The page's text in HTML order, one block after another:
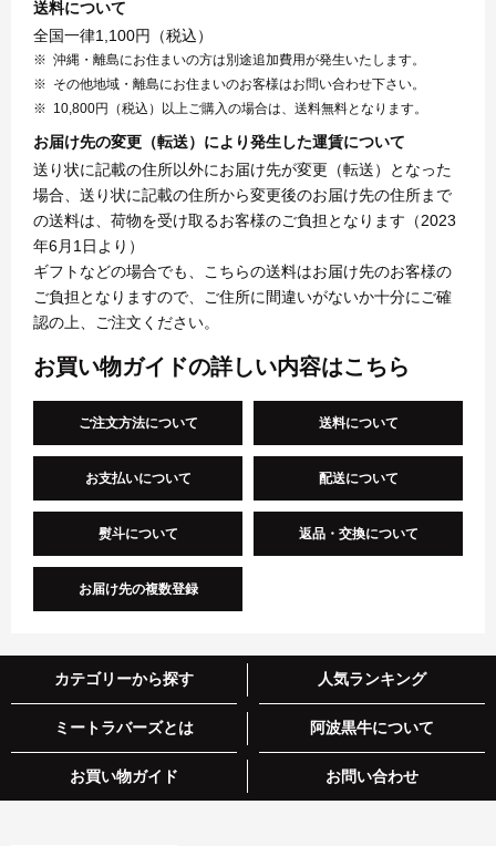
送料について
全国一律1,100円（税込）
沖縄・離島にお住まいの方は別途追加費用が発生いたします。
その他地域・離島にお住まいのお客様はお問い合わせ下さい。
10,800円（税込）以上ご購入の場合は、送料無料となります。
お届け先の変更（転送）により発生した運賃について
送り状に記載の住所以外にお届け先が変更（転送）となった
場合、送り状に記載の住所から変更後のお届け先の住所まで
の送料は、荷物を受け取るお客様のご負担となります（2023
年6月1日より）
ギフトなどの場合でも、こちらの送料はお届け先のお客様の
ご負担となりますので、ご住所に間違いがないか十分にご確
認の上、ご注文ください。
お買い物ガイドの詳しい内容はこちら
ご注文方法について 送料について
お支払いについて 配送について
熨斗について 返品・交換について
お届け先の複数登録
カテゴリーから探す 人気ランキング
ミートラバーズとは 阿波黒牛について
お買い物ガイド お問い合わせ